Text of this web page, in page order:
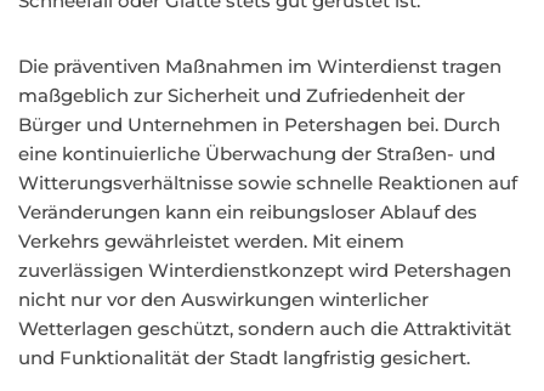
Die präventiven Maßnahmen im Winterdienst tragen
maßgeblich zur Sicherheit und Zufriedenheit der
Bürger und Unternehmen in Petershagen bei. Durch
eine kontinuierliche Überwachung der Straßen- und
Witterungsverhältnisse sowie schnelle Reaktionen auf
Veränderungen kann ein reibungsloser Ablauf des
Verkehrs gewährleistet werden. Mit einem
zuverlässigen Winterdienstkonzept wird Petershagen
nicht nur vor den Auswirkungen winterlicher
Wetterlagen geschützt, sondern auch die Attraktivität
und Funktionalität der Stadt langfristig gesichert.